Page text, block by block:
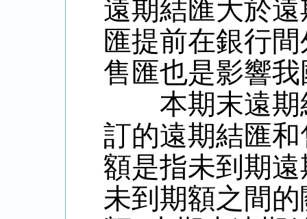
遠期結匯大於
匯提前在銀行
售匯也是影響
本期末遠期
訂的遠期結匯
額是指未到期
未到期額之間